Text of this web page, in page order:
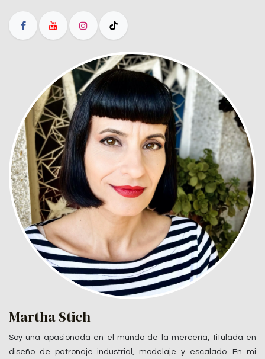
Martha Stich
Soy una apasionada en el mundo de la mercería, titulada en
diseño de patronaje industrial, modelaje y escalado. En mi